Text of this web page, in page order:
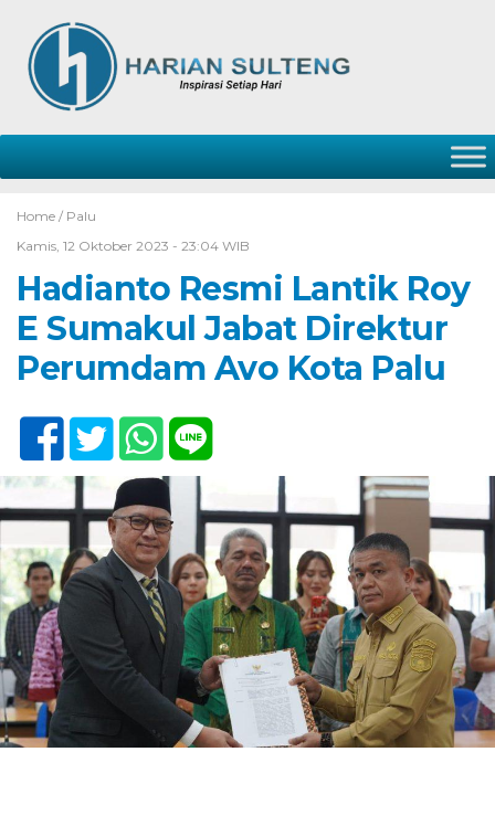
Home / Palu
Kamis, 12 Oktober 2023 - 23:04 WIB
Hadianto Resmi Lantik Roy
E Sumakul Jabat Direktur
Perumdam Avo Kota Palu